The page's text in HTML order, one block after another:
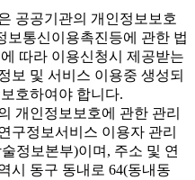
공공기관의 개인정보보호
보통신이용촉진등에 관한 법
따라 이용신청시 제공받는
보 및 서비스 이용중 생성되
호하여야 합니다.
개인정보보호에 관한 관리
구정보서비스 이용자 관리
정보본부)이며, 주소 및 연
시 동구 동내로 64(동내동